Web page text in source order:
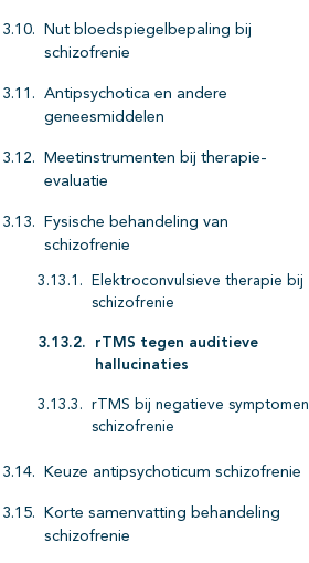
Nut bloedspiegelbepaling bij
schizofrenie
Antipsychotica en andere
geneesmiddelen
Meetinstrumenten bij therapie-
evaluatie
Fysische behandeling van
schizofrenie
Elektroconvulsieve therapie bij
schizofrenie
rTMS tegen auditieve
hallucinaties
rTMS bij negatieve symptomen
schizofrenie
Keuze antipsychoticum schizofrenie
Korte samenvatting behandeling
schizofrenie